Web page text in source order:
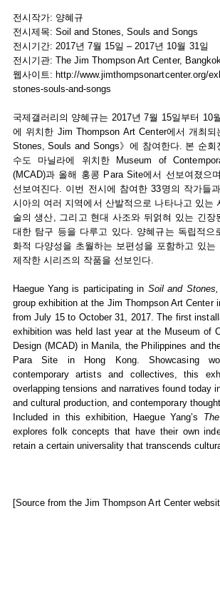
전시작가: 양혜규
전시제목: Soil and Stones, Souls and Songs
전시기간: 2017년 7월 15일 – 2017년 10월 31일
전시기관: The Jim Thompson Art Center,
웹사이트: http://www.jimthompsonartcenter.org/
stones-souls-and-songs
국제갤러리의 양혜규는 2017년 7월 15일부터 10
에 위치한 Jim Thompson Art Center에서 개최
Stones, Souls and Songs》에 참여한다. 본 순회
수도 마닐라에 위치한 Museum of
(MCAD)과 올해 홍콩 Para Site에서 선보여졌으
선보여진다. 이번 전시에 참여한 33명의 작가들
시아의 여러 지역에서 산발적으로 나타나고 있는
술의 생산, 그리고 현대 사조와 뒤얽혀 있는 긴장
대한 탐구 등을 다루고 있다. 양혜규는 독립적으
화적 다양성을 초월하는 보편성을 포함하고 있는
제작한 시리즈의 작품을 선보인다.
Haegue Yang is participating in Soil and
group exhibition at the Jim Thompson Art Center
from July 15 to October 31, 2017. The first
exhibition was held last year at the Museum of
Design (MCAD) in Manila, the Philippines and
Para Site in Hong Kong. Showcasing
contemporary artists and collectives, this
overlapping tensions and narratives found today
and cultural production, and contemporary
Included in this exhibition, Haegue Yang’s
explores folk concepts that have their own
retain a certain universality that transcends
[Source from the Jim Thompson Art Center